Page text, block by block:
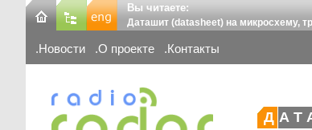
Вы читаете:
Даташит (datasheet) на микросхему,
Новости О проекте Контакты